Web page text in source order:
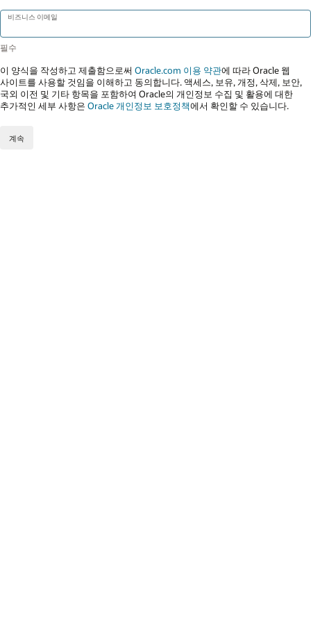
비즈니스 이메일
이 양식을 작성하고 제출함으로써 Oracle.com 이용 약관에 따라 Oracle 웹
사이트를 사용할 것임을 이해하고 동의합니다. 액세스, 보유, 개정, 삭제, 보안,
국외 이전 및 기타 항목을 포함하여 Oracle의 개인정보 수집 및 활용에 대한
추가적인 세부 사항은 Oracle 개인정보 보호정책에서 확인할 수 있습니다.
계속